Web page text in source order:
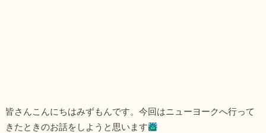
皆さんこんにちはみずもんです。今回はニューヨークへ行って
きたときのお話をしようと思います